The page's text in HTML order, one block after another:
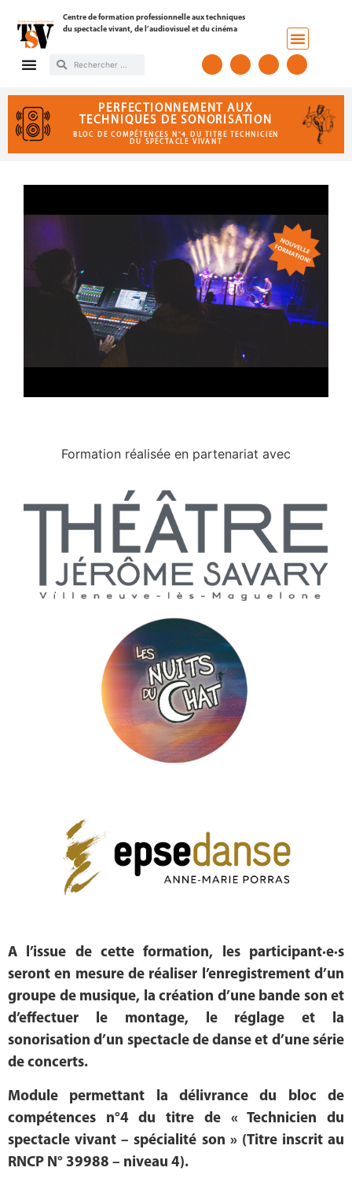
Centre de formation professionnelle aux techniques
du spectacle vivant, de l’audiovisuel et du cinéma
PERFECTIONNEMENT AUX
TECHNIQUES DE SONORISATION
BLOC DE COMPÉTENCES N°4 DU TITRE TECHNICIEN
DU SPECTACLE VIVANT
Formation réalisée en partenariat avec
A l’issue de cette formation, les participant·e·s
seront en mesure de réaliser l’enregistrement d’un
groupe de musique, la création d’une bande son et
d’effectuer le montage, le réglage et la
sonorisation d’un spectacle de danse et d’une série
de concerts.
Module permettant la délivrance du bloc de
compétences n°4 du titre de « Technicien du
spectacle vivant – spécialité son » (Titre inscrit au
RNCP N° 39988 – niveau 4).